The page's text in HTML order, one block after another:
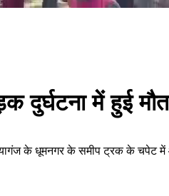
दुर्घटना में हुई मौत
के धूमनगर के समीप ट्रक के चपेट में